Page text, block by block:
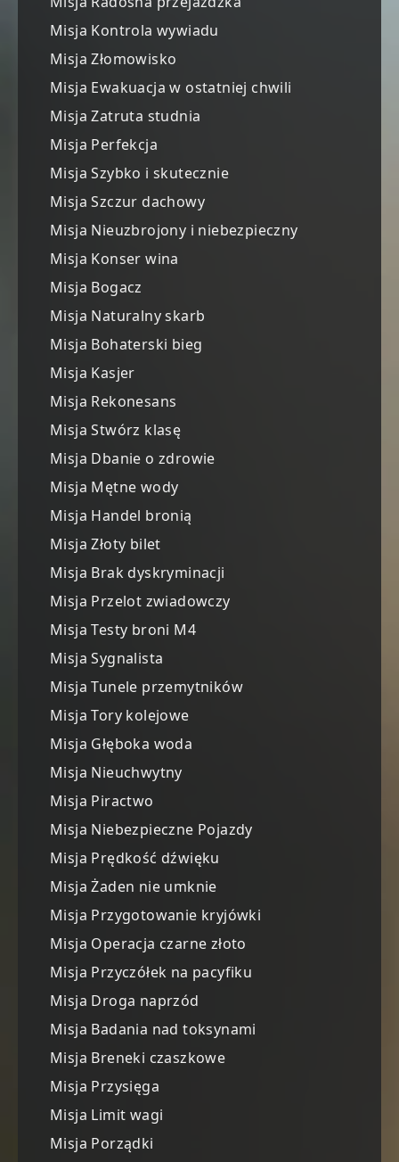
Misja Kontrola wywiadu
Misja Złomowisko
Misja Ewakuacja w ostatniej chwili
Misja Zatruta studnia
Misja Perfekcja
Misja Szybko i skutecznie
Misja Szczur dachowy
Misja Nieuzbrojony i niebezpieczny
Misja Konser wina
Misja Bogacz
Misja Naturalny skarb
Misja Bohaterski bieg
Misja Kasjer
Misja Rekonesans
Misja Stwórz klasę
Misja Dbanie o zdrowie
Misja Mętne wody
Misja Handel bronią
Misja Złoty bilet
Misja Brak dyskryminacji
Misja Przelot zwiadowczy
Misja Testy broni M4
Misja Sygnalista
Misja Tunele przemytników
Misja Tory kolejowe
Misja Głęboka woda
Misja Nieuchwytny
Misja Piractwo
Misja Niebezpieczne Pojazdy
Misja Prędkość dźwięku
Misja Żaden nie umknie
Misja Przygotowanie kryjówki
Misja Operacja czarne złoto
Misja Przyczółek na pacyfiku
Misja Droga naprzód
Misja Badania nad toksynami
Misja Breneki czaszkowe
Misja Przysięga
Misja Limit wagi
Misja Porządki